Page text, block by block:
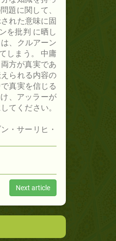
題に関して、
れた意味に固
を批判 に晒し
、クルアーン
しまう。 中庸
方が真実であ
られる内容の
真実を信じる
、アッラーが
てください。
・サーリヒ・
Next article